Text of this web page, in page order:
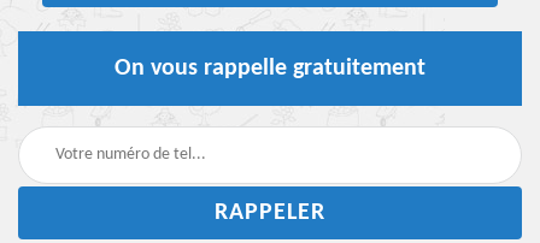
On vous rappelle gratuitement